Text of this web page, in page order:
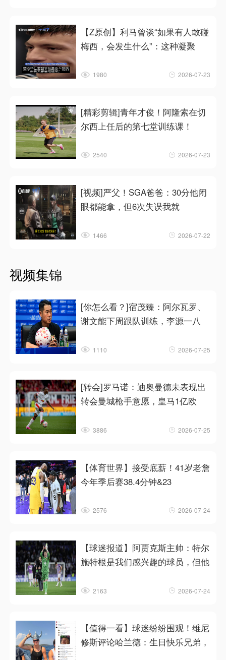
【Z原创】利马曾谈“如果有人敢碰
梅西，会发生什么”：这种凝聚
1980 2026-07-23
[精彩剪辑]青年才俊！阿隆索在切
尔西上任后的第七堂训练课！
2540 2026-07-23
[视频]严父！SGA爸爸：30分他闭
眼都能拿，但6次失误我就
1466 2026-07-22
视频集锦
[你怎么看？]宿茂臻：阿尔瓦罗、
谢文能下周跟队训练，李源一八
1110 2026-07-25
[转会]罗马诺：迪奥曼德未表现出
转会曼城枪手意愿，皇马1亿欧
3886 2026-07-25
【体育世界】接受底薪！41岁老詹
今年季后赛38.4分钟&23
2576 2026-07-24
【球迷报道】阿贾克斯主帅：特尔
施特根是我们感兴趣的球员，但他
2163 2026-07-24
【值得一看】球迷纷纷围观！维尼
修斯评论哈兰德：生日快乐兄弟，